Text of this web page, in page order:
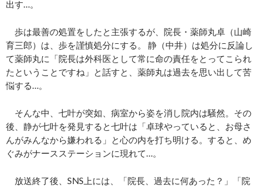
出す…。
歩は最善の処置をしたと主張するが、院長・薬師丸卓（山崎
育三郎）は、歩を謹慎処分にする。 静（中井）は処分に反論し
て薬師丸に「院長は外科医として常に命の責任をとってこられ
たということですね」と話すと、薬師丸は過去を思い出して苦
悩する…。
そんな中、七叶が突如、病室から姿を消し院内は騒然。その
後、静が七叶を発見すると七叶は「卓球やっていると、お母さ
んがみんなから嫌われる」と心の内を打ち明ける。すると、め
ぐみがナースステーションに現れて…。
放送終了後、SNS上には、「院長、過去に何あった？」「院